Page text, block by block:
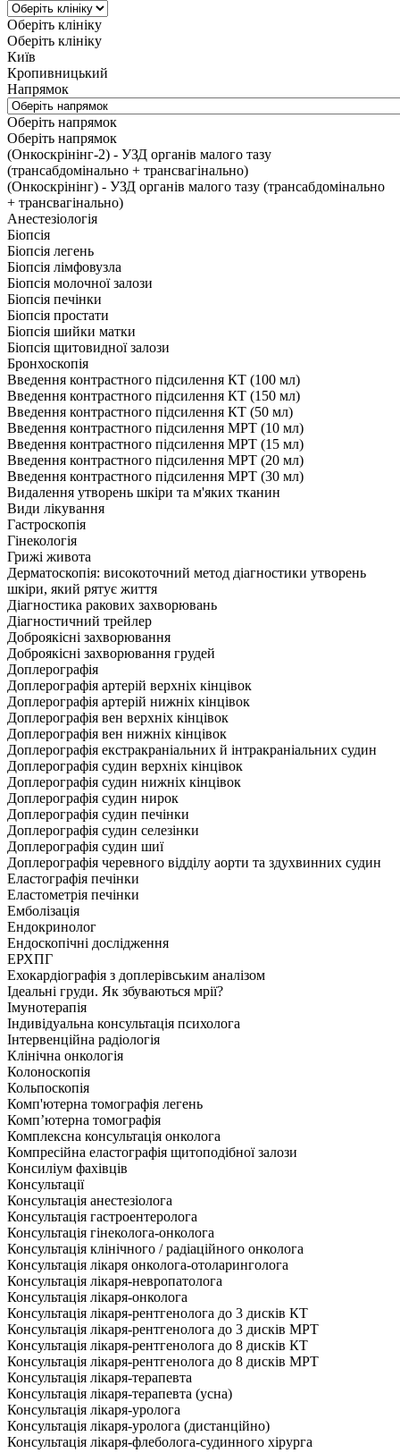
Оберіть клініку
Оберіть клініку
Київ
Кропивницький
Напрямок
Оберіть напрямок
Оберіть напрямок
(Онкоскрінінг-2) - УЗД органів малого тазу
(трансабдомінально + трансвагінально)
(Онкоскрінінг) - УЗД органів малого тазу (трансабдомінально
+ трансвагінально)
Анестезіологія
Біопсія
Біопсія легень
Біопсія лімфовузла
Біопсія молочної залози
Біопсія печінки
Біопсія простати
Біопсія шийки матки
Біопсія щитовидної залози
Бронхоскопія
Введення контрастного підсилення КТ (100 мл)
Введення контрастного підсилення КТ (150 мл)
Введення контрастного підсилення КТ (50 мл)
Введення контрастного підсилення МРТ (10 мл)
Введення контрастного підсилення МРТ (15 мл)
Введення контрастного підсилення МРТ (20 мл)
Введення контрастного підсилення МРТ (30 мл)
Видалення утворень шкіри та м'яких тканин
Види лікування
Гастроскопія
Гінекологія
Грижі живота
Дерматоскопія: високоточний метод діагностики утворень
шкіри, який рятує життя
Діагностика ракових захворювань
Діагностичний трейлер
Доброякісні захворювання
Доброякісні захворювання грудей
Доплерографія
Доплерографія артерій верхніх кінцівок
Доплерографія артерій нижніх кінцівок
Доплерографія вен верхніх кінцівок
Доплерографія вен нижніх кінцівок
Доплерографія екстракраніальних й інтракраніальних судин
Доплерографія судин верхніх кінцівок
Доплерографія судин нижніх кінцівок
Доплерографія судин нирок
Доплерографія судин печінки
Доплерографія судин селезінки
Доплерографія судин шиї
Доплерографія черевного відділу аорти та здухвинних судин
Еластографія печінки
Еластометрія печінки
Емболізація
Ендокринолог
Ендоскопічні дослідження
ЕРХПГ
Ехокардіографія з доплерівським аналізом
Ідеальні груди. Як збуваються мрії?
Імунотерапія
Індивідуальна консультація психолога
Інтервенційна радіологія
Клінічна онкологія
Колоноскопія
Кольпоскопія
Комп'ютерна томографія легень
Комп’ютерна томографія
Комплексна консультація онколога
Компресійна еластографія щитоподібної залози
Консиліум фахівців
Консультації
Консультація анестезіолога
Консультація гастроентеролога
Консультація гінеколога-онколога
Консультація клінічного / радіаційного онколога
Консультація лікаря онколога-отоларинголога
Консультація лікаря-невропатолога
Консультація лікаря-онколога
Консультація лікаря-рентгенолога до 3 дисків КТ
Консультація лікаря-рентгенолога до 3 дисків МРТ
Консультація лікаря-рентгенолога до 8 дисків КТ
Консультація лікаря-рентгенолога до 8 дисків МРТ
Консультація лікаря-терапевта
Консультація лікаря-терапевта (усна)
Консультація лікаря-уролога
Консультація лікаря-уролога (дистанційно)
Консультація лікаря-флеболога-судинного хірурга